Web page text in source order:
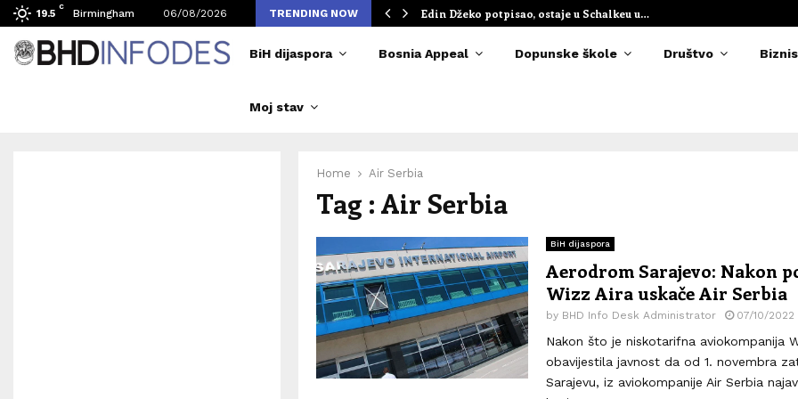
19.5
C
Birmingham 06/08/2026 TRENDING NOW
broj posjetilaca tokom Merlinovih koncerata Edin Džeko potpisao, ostaje u Schalkeu u…
BiH dijaspora Bosnia Appeal Dopunske škole Društvo Biznis
Moj stav
Home Air Serbia
Tag : Air Serbia
BiH dijaspora
Aerodrom Sarajevo: Nakon
Wizz Aira uskače Air Serbia
by BHD Info Desk Administrator 07/10/2022
Nakon što je niskotarifna aviokompanija
obavijestila javnost da od 1. novembra
Sarajevu, iz aviokompanije Air Serbia